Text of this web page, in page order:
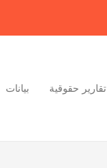
تقارير حقوقية بيانات